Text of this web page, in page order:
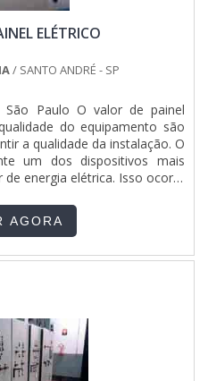
tornado destaque quando
desses motivos são: Equipe
de atuação; Pagamento
de projetos elétricos
industriais; Matéria-prima de
de última geração.A
DO SEGMENTOSomente na
existe variedade e qualidade
de talha elétrica. São
como equipamentos de
de cargas e montagem de
por ser uma empresa
equipe multidisciplinar de
equipe de alta qualidade,
o melhor para todos os
ELÉTRICO
/ SANTO ANDRÉ - SP
São Paulo O valor de painel
do equipamento são
a qualidade da instalação. O
um dos dispositivos mais
energia elétrica. Isso ocorre
garantem o fornecimento de
mais sobr....
AGORA